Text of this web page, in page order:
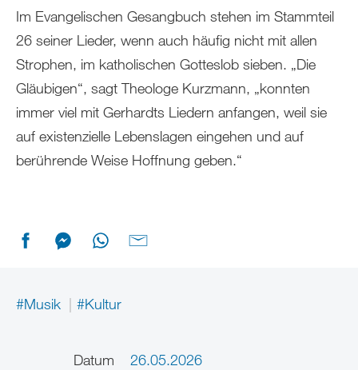
Im Evangelischen Gesangbuch stehen im Stammteil
26 seiner Lieder, wenn auch häufig nicht mit allen
Strophen, im katholischen Gotteslob sieben. „Die
Gläubigen“, sagt Theologe Kurzmann, „konnten
immer viel mit Gerhardts Liedern anfangen, weil sie
auf existenzielle Lebenslagen eingehen und auf
berührende Weise Hoffnung geben.“
#Musik #Kultur
Datum
26.05.2026